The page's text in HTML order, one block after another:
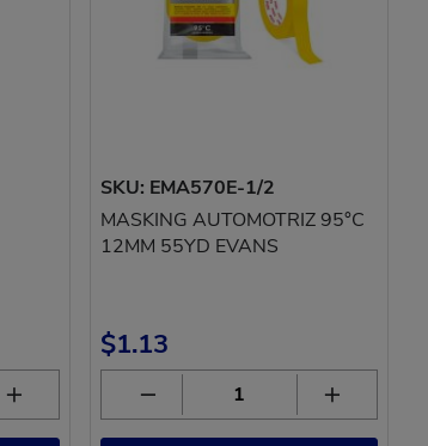
SKU: EMA570E-1/2
MASKING AUTOMOTRIZ 95°C
12MM 55YD EVANS
$1.13